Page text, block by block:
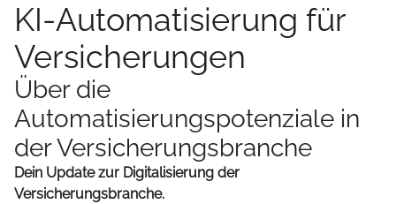
KI-Automatisierung für
Versicherungen
Über die
Automatisierungspotenziale in
der Versicherungsbranche
Dein Update zur Digitalisierung der
Versicherungsbranche.